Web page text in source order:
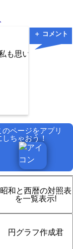
＋ コメント
も思いまし
💛
のページをアプリ
しちゃおう！
昭和と西暦の対照表
を一覧表示!
円グラフ作成君